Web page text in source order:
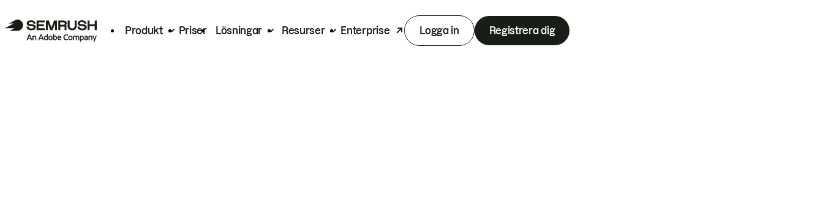
Produkt Priser Lösningar Resurser Enterprise Logga in Registrera dig